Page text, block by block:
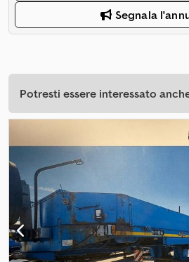
Segnala
Potresti essere interessato